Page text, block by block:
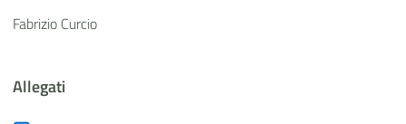
Fabrizio Curcio
Allegati